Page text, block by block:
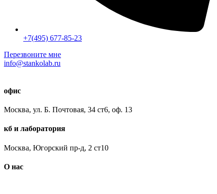
+7(495) 677-85-23
Перезвоните мне
info@stankolab.ru
офис
Москва, ул. Б. Почтовая, 34 ст6, оф. 13
кб и лаборатория
Москва, Югорский пр-д, 2 ст10
О нас